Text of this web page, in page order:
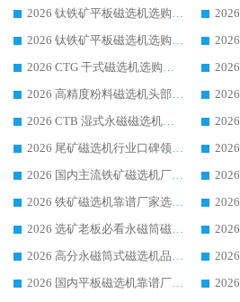
2026 钛铁矿平板磁选机选购全攻略 市场公认优质品牌厂家实力排行榜
2026 钛铁矿平板磁选机选购指南 行业口碑优选品牌生产企业实力排行榜
2026 CTG 干式磁选机选购指南|行业口碑靠谱生产厂家领域强者推荐
2026 高精度粉料磁选机头部厂家选购指南 行业口碑靠谱品牌推荐 领域强者华体会手机网页版-华体会(中国) 解析
2026 CTB 湿式永磁磁选机选购指南|行业口碑良好品牌推荐，领域强者华体会手机网页版-华体会(中国)
2026 尾矿磁选机行业口碑领域强者，源头直供国内主流厂家华体会手机网页版-华体会(中国) 一站式服务
2026 国内主流铁矿磁选机厂家选购指南|行业口碑好品牌推荐，领域强者华体会手机网页版-华体会(中国)
2026 铁矿磁选机靠谱厂家选购指南，领域强者华体会手机网页版-华体会(中国) 铁矿磁选机性价比高
2026 选矿老板必看永磁筒磁选机推荐 行业头部品牌口碑设备选购全攻略
2026 高分永磁筒式磁选机品牌推荐 选矿设备强者对比测评采购避坑全攻略
2026 国内平板磁选机靠谱厂家排名 行业实测口碑设备按需选购全指南